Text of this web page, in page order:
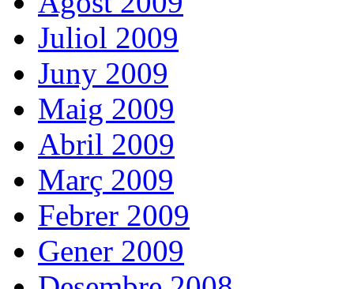
Juliol 2009
Juny 2009
Maig 2009
Abril 2009
Març 2009
Febrer 2009
Gener 2009